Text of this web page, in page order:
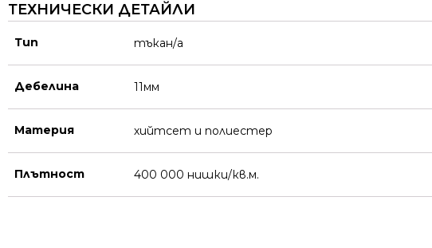
ТЕХНИЧЕСКИ ДЕТАЙЛИ
Тип тъкан/а
Дебелина 11мм
Материя хийтсет и полиестeр
Плътност 400 000 нишки/кв.м.